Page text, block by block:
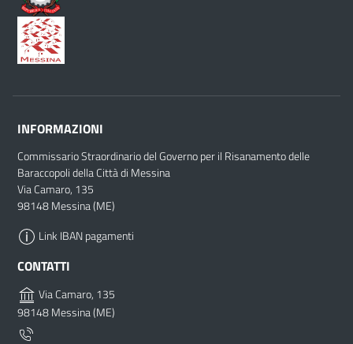
INFORMAZIONI
Commissario Straordinario del Governo per il Risanamento delle
Baraccopoli della Città di Messina
Via Camaro, 135
98148 Messina (ME)
Link IBAN pagamenti
CONTATTI
Via Camaro, 135
98148 Messina (ME)